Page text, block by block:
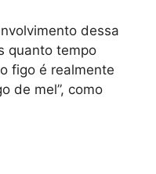
dessa
quanto tempo
figo é realmente
de mel”, como